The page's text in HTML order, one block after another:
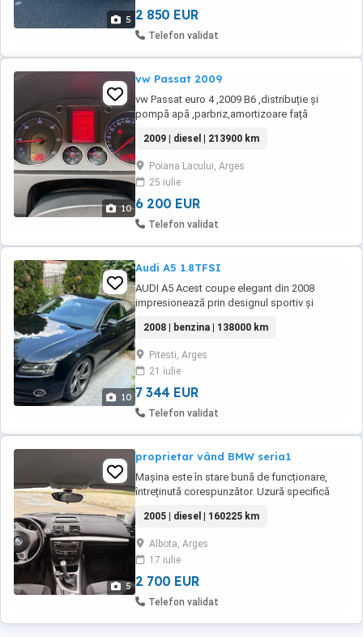
5 2 850 EUR
Telefon validat
10
vw Passat 2009
vw Passat euro 4 ,2009 B6 ,distribuție și
pompă apă ,parbriz,amortizoare față
RCA,Asigurare la zi.
2009 | diesel | 213900 km
Poiana Lacului, Arges
25 iulie
6 200 EUR
Telefon validat
10
Audi A5 1.8TFSI
AUDI A5 Acest coupe elegant din 2008
impresionează prin designul sportiv și
și dispune de dotări moderne pentru o
experiență plăcută la volan. Ideal pentru cei
care apreciază stilul și performanța. 2 uși 4
locuri Climatizare automata - climatronic
Faruri ...
2008 | benzina | 138000 km
Pitesti, Arges
21 iulie
7 344 EUR
Telefon validat
5
proprietar vând BMW seria1
Mașina este în stare bună de funcționare,
întreținută corespunzător. Uzură specifică
2005 | diesel | 160225 km
Albota, Arges
17 iulie
2 700 EUR
Telefon validat